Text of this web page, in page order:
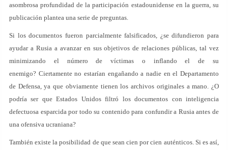
asombrosa profundidad de la participación estadounidense en la guerra, su
publicación plantea una serie de preguntas.
Si los documentos fueron parcialmente falsificados, ¿se difundieron para
ayudar a Rusia a avanzar en sus objetivos de relaciones públicas, tal vez
minimizando el número de víctimas o inflando el de su
enemigo? Ciertamente no estarían engañando a nadie en el Departamento
de Defensa, ya que obviamente tienen los archivos originales a mano. ¿O
podría ser que Estados Unidos filtró los documentos con inteligencia
defectuosa esparcida por todo su contenido para confundir a Rusia antes de
una ofensiva ucraniana?
También existe la posibilidad de que sean cien por cien auténticos. Si es así,